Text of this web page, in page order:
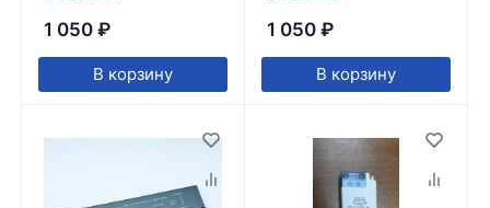
1 050 ₽
В корзину
1 050 ₽
В корзину